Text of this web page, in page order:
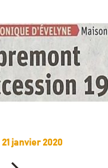
21 janvier 2020